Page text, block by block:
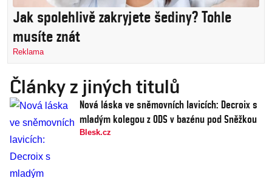
Jak spolehlivě zakryjete šediny? Tohle
musíte znát
Reklama
Články z jiných titulů
Nová láska ve sněmovních lavicích: Decroix s
mladým kolegou z ODS v bazénu pod Sněžkou
Blesk.cz